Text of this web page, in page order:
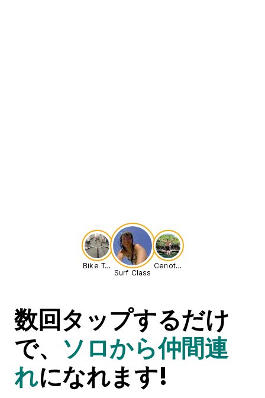
Bike Tour
Surf Class
Cenote Adventure
数回タップするだけ
で、 ソロから仲間連
れになれます!